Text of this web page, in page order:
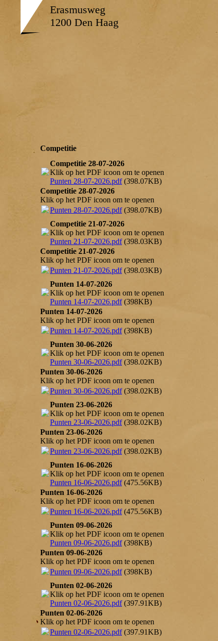
Erasmusweg
1200 Den Haag
Competitie
Competitie 28-07-2026
Klik op het PDF icoon om te openen
Punten 28-07-2026.pdf(398.07KB)
Competitie 28-07-2026
Klik op het PDF icoon om te openen
Punten 28-07-2026.pdf(398.07KB)
Competitie 21-07-2026
Klik op het PDF icoon om te openen
Punten 21-07-2026.pdf(398.03KB)
Competitie 21-07-2026
Klik op het PDF icoon om te openen
Punten 21-07-2026.pdf(398.03KB)
Punten 14-07-2026
Klik op het PDF icoon om te openen
Punten 14-07-2026.pdf(398KB)
Punten 14-07-2026
Klik op het PDF icoon om te openen
Punten 14-07-2026.pdf(398KB)
Punten 30-06-2026
Klik op het PDF icoon om te openen
Punten 30-06-2026.pdf(398.02KB)
Punten 30-06-2026
Klik op het PDF icoon om te openen
Punten 30-06-2026.pdf(398.02KB)
Punten 23-06-2026
Klik op het PDF icoon om te openen
Punten 23-06-2026.pdf(398.02KB)
Punten 23-06-2026
Klik op het PDF icoon om te openen
Punten 23-06-2026.pdf(398.02KB)
Punten 16-06-2026
Klik op het PDF icoon om te openen
Punten 16-06-2026.pdf(475.56KB)
Punten 16-06-2026
Klik op het PDF icoon om te openen
Punten 16-06-2026.pdf(475.56KB)
Punten 09-06-2026
Klik op het PDF icoon om te openen
Punten 09-06-2026.pdf(398KB)
Punten 09-06-2026
Klik op het PDF icoon om te openen
Punten 09-06-2026.pdf(398KB)
Punten 02-06-2026
Klik op het PDF icoon om te openen
Punten 02-06-2026.pdf(397.91KB)
Punten 02-06-2026
Klik op het PDF icoon om te openen
Punten 02-06-2026.pdf(397.91KB)